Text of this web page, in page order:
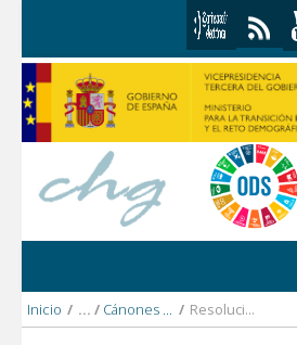
Inicio / Cánones y Tarifas / Resoluciones Aprobatorias Cánones y Tarifas 2021